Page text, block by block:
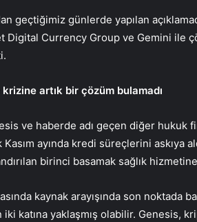
geçtiğimiz günlerde yapılan
Digital Currency Group ve Gemini ile
artık bir çözüm bulamadı
ve haberde adı geçen diğer hukuk
Kasım ayında kredi süreçlerini askıya
birinci basamak sağlık
kaynak arayışında son noktada
katına yaklaşmış olabilir. Genesis,